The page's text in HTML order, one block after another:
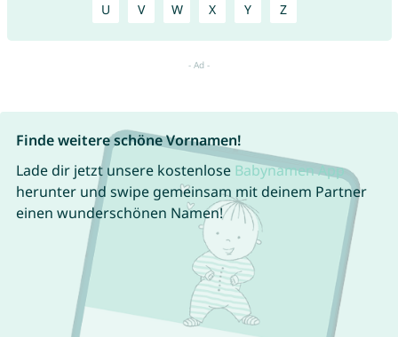
U V W X Y Z
Finde weitere schöne Vornamen!
Lade dir jetzt unsere kostenlose Babynamen App
herunter und swipe gemeinsam mit deinem Partner
einen wunderschönen Namen!